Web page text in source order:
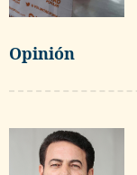
Opinión